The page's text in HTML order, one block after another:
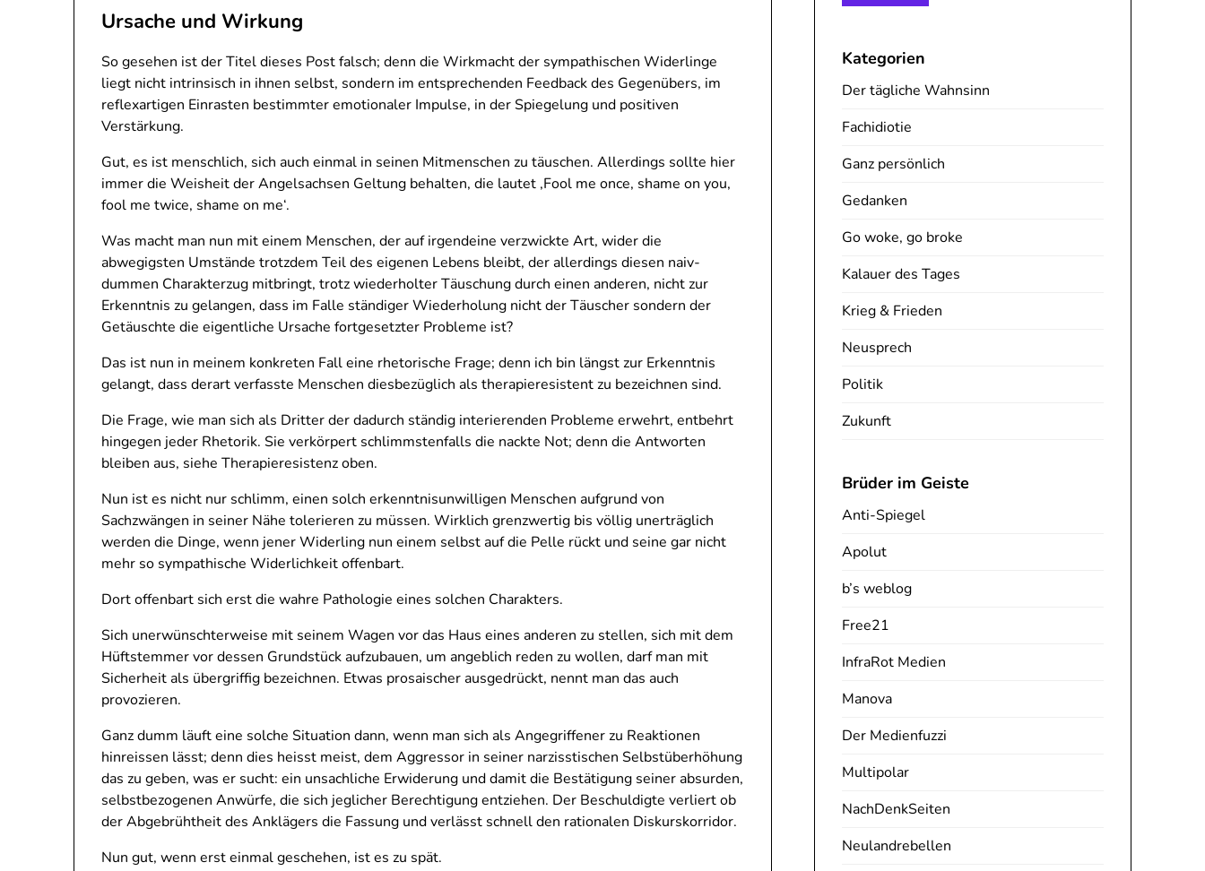
Ursache und Wirkung
So gesehen ist der Titel dieses Post falsch; denn die Wirkmacht der sympathischen Widerlinge
liegt nicht intrinsisch in ihnen selbst, sondern im entsprechenden Feedback des Gegenübers, im
reflexartigen Einrasten bestimmter emotionaler Impulse, in der Spiegelung und positiven
Verstärkung.
Gut, es ist menschlich, sich auch einmal in seinen Mitmenschen zu täuschen. Allerdings sollte hier
immer die Weisheit der Angelsachsen Geltung behalten, die lautet ‚Fool me once, shame on you,
fool me twice, shame on me‘.
Was macht man nun mit einem Menschen, der auf irgendeine verzwickte Art, wider die
abwegigsten Umstände trotzdem Teil des eigenen Lebens bleibt, der allerdings diesen naiv-
dummen Charakterzug mitbringt, trotz wiederholter Täuschung durch einen anderen, nicht zur
Erkenntnis zu gelangen, dass im Falle ständiger Wiederholung nicht der Täuscher sondern der
Getäuschte die eigentliche Ursache fortgesetzter Probleme ist?
Das ist nun in meinem konkreten Fall eine rhetorische Frage; denn ich bin längst zur Erkenntnis
gelangt, dass derart verfasste Menschen diesbezüglich als therapieresistent zu bezeichnen sind.
Die Frage, wie man sich als Dritter der dadurch ständig interierenden Probleme erwehrt, entbehrt
hingegen jeder Rhetorik. Sie verkörpert schlimmstenfalls die nackte Not; denn die Antworten
bleiben aus, siehe Therapieresistenz oben.
Nun ist es nicht nur schlimm, einen solch erkenntnisunwilligen Menschen aufgrund von
Sachzwängen in seiner Nähe tolerieren zu müssen. Wirklich grenzwertig bis völlig unerträglich
werden die Dinge, wenn jener Widerling nun einem selbst auf die Pelle rückt und seine gar nicht
mehr so sympathische Widerlichkeit offenbart.
Dort offenbart sich erst die wahre Pathologie eines solchen Charakters.
Sich unerwünschterweise mit seinem Wagen vor das Haus eines anderen zu stellen, sich mit dem
Hüftstemmer vor dessen Grundstück aufzubauen, um angeblich reden zu wollen, darf man mit
Sicherheit als übergriffig bezeichnen. Etwas prosaischer ausgedrückt, nennt man das auch
provozieren.
Ganz dumm läuft eine solche Situation dann, wenn man sich als Angegriffener zu Reaktionen
hinreissen lässt; denn dies heisst meist, dem Aggressor in seiner narzisstischen Selbstüberhöhung
das zu geben, was er sucht: ein unsachliche Erwiderung und damit die Bestätigung seiner absurden,
selbstbezogenen Anwürfe, die sich jeglicher Berechtigung entziehen. Der Beschuldigte verliert ob
der Abgebrühtheit des Anklägers die Fassung und verlässt schnell den rationalen Diskurskorridor.
Nun gut, wenn erst einmal geschehen, ist es zu spät.
Kategorien
Der tägliche Wahnsinn
Fachidiotie
Ganz persönlich
Gedanken
Go woke, go broke
Kalauer des Tages
Krieg & Frieden
Neusprech
Politik
Zukunft
Brüder im Geiste
Anti-Spiegel
Apolut
b’s weblog
Free21
InfraRot Medien
Manova
Der Medienfuzzi
Multipolar
NachDenkSeiten
Neulandrebellen